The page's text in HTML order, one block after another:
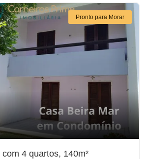
Pronto para Morar
4 quartos, 140m²